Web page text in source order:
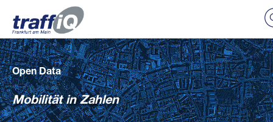
Open Data
Mobilität in Zahlen